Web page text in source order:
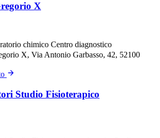
X
chimico Centro diagnostico
X, Via Antonio Garbasso, 42, 52100
Studio Fisioterapico